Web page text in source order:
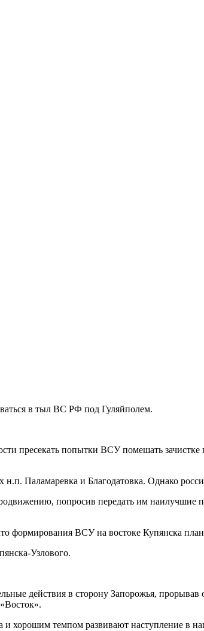
в тыл ВС РФ под Гуляйполем.
пресекать попытки ВСУ помешать
Паламаревка и Благодатовка. Однако
попросив передать им наилучшие
ВСУ на востоке Купянска
Узлового.
действия в сторону Запорожья, прорывав
хорошим темпом развивают наступление в